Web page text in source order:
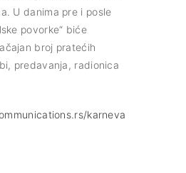
U danima pre i posle
povorke“ biće
broj pratećih
predavanja, radionica
karneva